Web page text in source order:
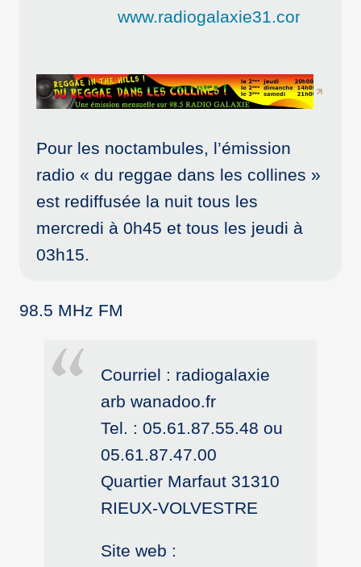
www.radiogalaxie31.com
Pour les noctambules, l’émission
radio « du reggae dans les collines »
est rediffusée la nuit tous les
mercredi à 0h45 et tous les jeudi à
03h15.
98.5 MHz FM
Courriel : radiogalaxie
arb wanadoo.fr
Tel. : 05.61.87.55.48 ou
05.61.87.47.00
Quartier Marfaut 31310
RIEUX-VOLVESTRE
Site web :